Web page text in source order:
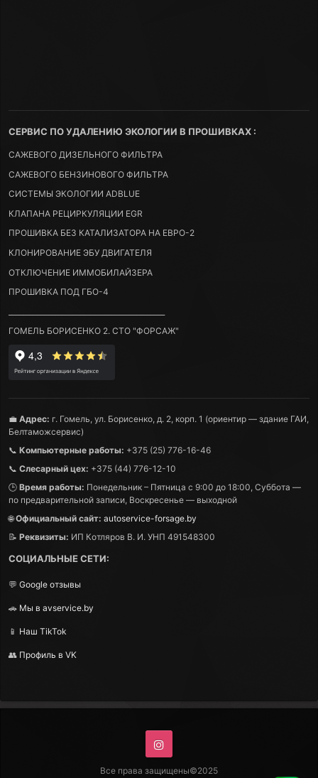
СЕРВИС ПО УДАЛЕНИЮ ЭКОЛОГИИ В ПРОШИВКАХ :
САЖЕВОГО ДИЗЕЛЬНОГО ФИЛЬТРА
САЖЕВОГО БЕНЗИНОВОГО ФИЛЬТРА
СИСТЕМЫ ЭКОЛОГИИ ADBLUE
КЛАПАНА РЕЦИРКУЛЯЦИИ EGR
ПРОШИВКА БЕЗ КАТАЛИЗАТОРА НА ЕВРО-2
КЛОНИРОВАНИЕ ЭБУ ДВИГАТЕЛЯ
ОТКЛЮЧЕНИЕ ИММОБИЛАЙЗЕРА
ПРОШИВКА ПОД ГБО-4
ГОМЕЛЬ БОРИСЕНКО 2. СТО "ФОРСАЖ"
💼 Адрес: г. Гомель, ул. Борисенко, д. 2, корп. 1 (ориентир — здание ГАИ,
Белтаможсервис)
📞 Компьютерные работы: +375 (25) 776-16-46
📞 Слесарный цех: +375 (44) 776-12-10
🕒 Время работы: Понедельник – Пятница с 9:00 до 18:00, Суббота —
по предварительной записи, Воскресенье — выходной
🌐Официальный сайт: autoservice-forsage.by
📝 Реквизиты: ИП Котляров В. И. УНП 491548300
СОЦИАЛЬНЫЕ СЕТИ:
💬 Google отзывы
🚗 Мы в avservice.by
📱 Наш TikTok
👥 Профиль в VK
Все права защищены©2025